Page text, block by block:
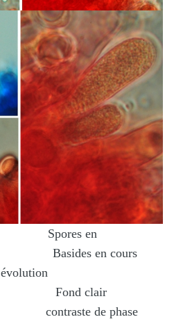
en
Basides en cours
clair
de phase